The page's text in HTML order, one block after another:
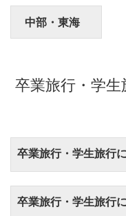
中部・東海
卒業旅行・学
卒業旅行・学生旅行
卒業旅行・学生旅行